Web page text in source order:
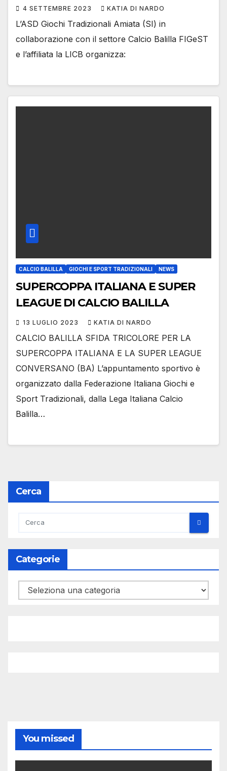
4 SETTEMBRE 2023 KATIA DI NARDO
L’ASD Giochi Tradizionali Amiata (SI) in
collaborazione con il settore Calcio Balilla FIGeST
e l’affiliata la LICB organizza:
CALCIO BALILLA GIOCHI E SPORT TRADIZIONALI NEWS
SUPERCOPPA ITALIANA E SUPER
LEAGUE DI CALCIO BALILLA
13 LUGLIO 2023 KATIA DI NARDO
CALCIO BALILLA SFIDA TRICOLORE PER LA
SUPERCOPPA ITALIANA E LA SUPER LEAGUE
CONVERSANO (BA) L’appuntamento sportivo è
organizzato dalla Federazione Italiana Giochi e
Sport Tradizionali, dalla Lega Italiana Calcio
Balilla…
Cerca
Categorie
Categorie
You missed